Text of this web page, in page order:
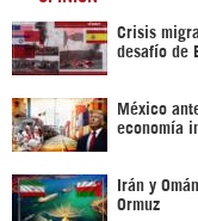
Crisis
desafío de
México
economía
Irán y
Ormuz